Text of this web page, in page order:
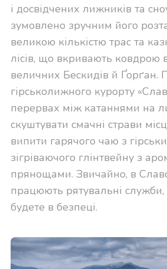
і досвідчених лижників та
зумовлено зручним його
великою кількістю трас та
лісів, що вкривають ковдрою
величних Бескидів й Ґорґан.
гірськолижного курорту
перервах між катаннями на
скуштувати смачні страви
випити гарячого чаю з
зігріваючого глінтвейну з
прянощами. Звичайно, в
працюють рятувальні
будете в безпеці.